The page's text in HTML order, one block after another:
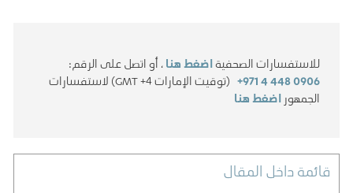
للاستفسارات الصحفيةاضغط هنا، أو اتصل على الرقم:
+971 4 448 0906
(توقيت الإمارات GMT +4) لاستفسارات
الجمهور اضغط هنا
قائمة داخل المقال